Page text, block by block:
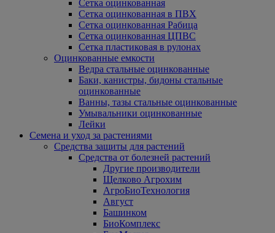
Сетка оцинкованная
Сетка оцинкованная в ПВХ
Сетка оцинкованная Рабица
Сетка оцинкованная ЦПВС
Сетка пластиковая в рулонах
Оцинкованные емкости
Ведра стальные оцинкованные
Баки, канистры, бидоны стальные
оцинкованные
Ванны, тазы стальные оцинкованные
Умывальники оцинкованные
Лейки
Семена и уход за растениями
Средства защиты для растений
Средства от болезней растений
Другие производители
Щелково Агрохим
АгроБиоТехнология
Август
Башинком
БиоКомплекс